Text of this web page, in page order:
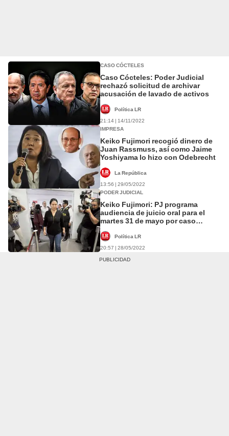
CASO CÓCTELES
Caso Cócteles: Poder Judicial
rechazó solicitud de archivar
acusación de lavado de activos
Política LR
21:14 | 14/11/2022
IMPRESA
Keiko Fujimori recogió dinero de
Juan Rassmuss, así como Jaime
Yoshiyama lo hizo con Odebrecht
La República
13:56 | 29/05/2022
PODER JUDICIAL
Keiko Fujimori: PJ programa
audiencia de juicio oral para el
martes 31 de mayo por caso
Política LR
20:57 | 28/05/2022